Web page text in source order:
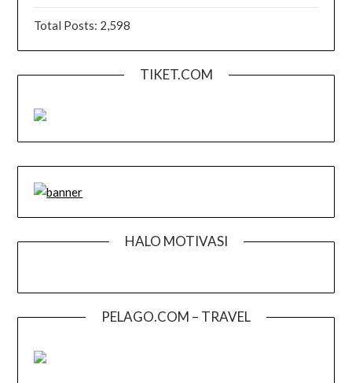
Total Posts: 2,598
TIKET.COM
HALO MOTIVASI
PELAGO.COM – TRAVEL